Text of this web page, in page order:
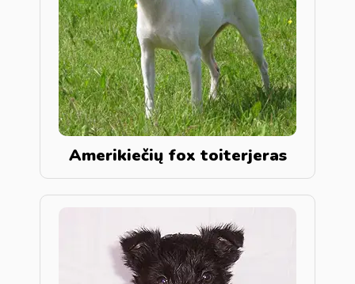
Amerikiečių fox toiterjeras